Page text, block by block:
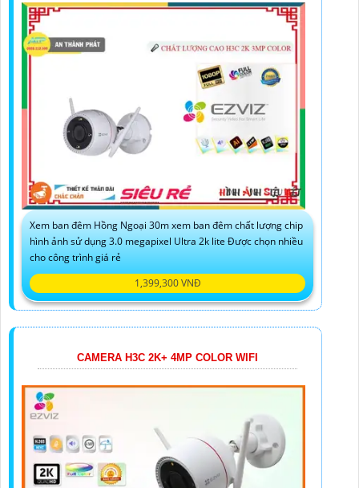
Xem ban đêm Hồng Ngoại 30m xem ban đêm chất lượng chip
hình ảnh sử dụng 3.0 megapixel Ultra 2k lite Được chọn nhiều
cho công trình giá rẻ
1,399,300 VNĐ
CAMERA H3C 2K+ 4MP COLOR WIFI